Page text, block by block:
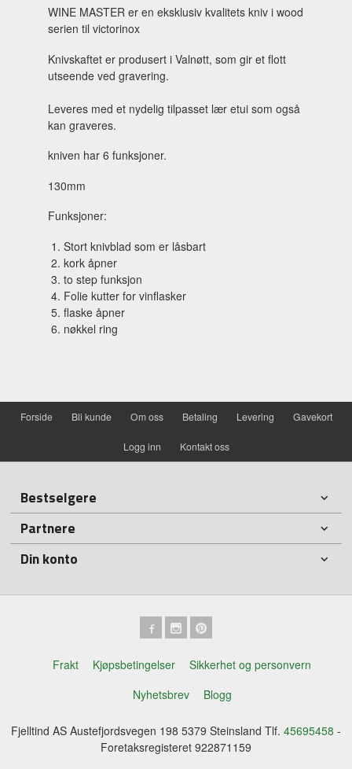
WINE MASTER er en eksklusiv kvalitets kniv i wood
serien til victorinox
Knivskaftet er produsert i Valnøtt, som gir et flott
utseende ved gravering.
Leveres med et nydelig tilpasset lær etui som også
kan graveres.
kniven har 6 funksjoner.
130mm
Funksjoner:
Stort knivblad som er låsbart
kork åpner
to step funksjon
Folie kutter for vinflasker
flaske åpner
nøkkel ring
Forside Bli kunde Om oss Betaling Levering Gavekort
Logg inn Kontakt oss
Bestselgere
Partnere
Din konto
Frakt Kjøpsbetingelser
Sikkerhet og personvern
Nyhetsbrev
Blogg
Fjelltind AS Austefjordsvegen 198 5379 Steinsland Tlf. 45695458 -
Foretaksregisteret 922871159